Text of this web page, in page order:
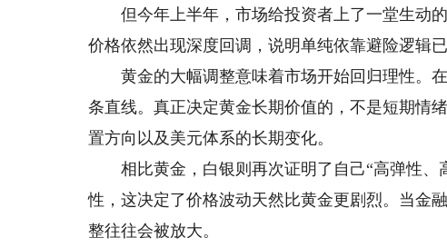
但今年上半年，市场给投资者上了一堂生动的
价格依然出现深度回调，说明单纯依靠避险逻辑
黄金的大幅调整意味着市场开始回归理性。在
条直线。真正决定黄金长期价值的，不是短期情
置方向以及美元体系的长期变化。
相比黄金，白银则再次证明了自己“高弹性、
性，这决定了价格波动天然比黄金更剧烈。当金
整往往会被放大。